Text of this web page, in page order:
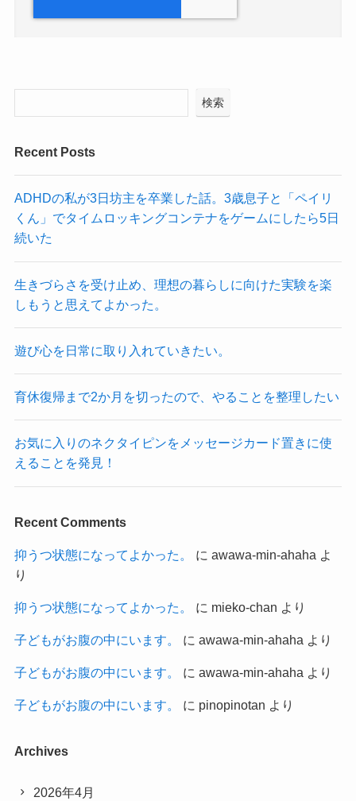
検索
Recent Posts
ADHDの私が3日坊主を卒業した話。3歳息子と「ペイリ
くん」でタイムロッキングコンテナをゲームにしたら5日
続いた
生きづらさを受け止め、理想の暮らしに向けた実験を楽
しもうと思えてよかった。
遊び心を日常に取り入れていきたい。
育休復帰まで2か月を切ったので、やることを整理したい
お気に入りのネクタイピンをメッセージカード置きに使
えることを発見！
Recent Comments
抑うつ状態になってよかった。 に awawa-min-ahaha よ
り
抑うつ状態になってよかった。 に mieko-chan より
子どもがお腹の中にいます。 に awawa-min-ahaha より
子どもがお腹の中にいます。 に awawa-min-ahaha より
子どもがお腹の中にいます。 に pinopinotan より
Archives
2026年4月